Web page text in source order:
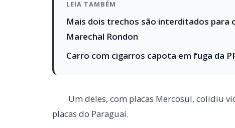
Um deles, com placas Mercosul, colidiu
placas do Paraguai.
Com a violência do impacto a cabine do
destruída.
O motorista disse que não sofreu
segurança.